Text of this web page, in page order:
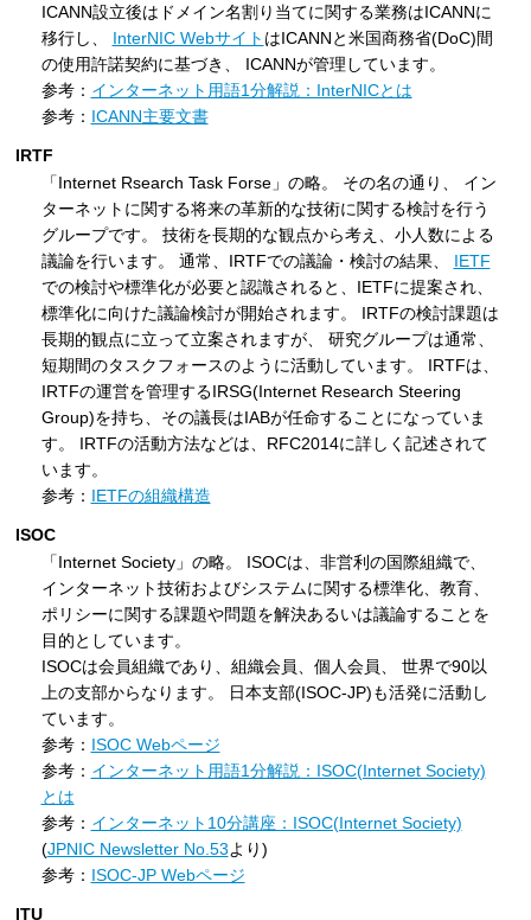
ICANN設立後はドメイン名割り当てに関する業務はICANNに
移行し、 InterNIC Webサイト はICANNと米国商務省(DoC)間
の使用許諾契約に基づき、 ICANNが管理しています。
参考： インターネット用語1分解説：InterNICとは
参考： ICANN主要文書
IRTF
「Internet Rsearch Task Forse」の略。 その名の通り、 イン
ターネットに関する将来の革新的な技術に関する検討を行う
グループです。 技術を長期的な観点から考え、小人数による
議論を行います。 通常、IRTFでの議論・検討の結果、 IETF
での検討や標準化が必要と認識されると、IETFに提案され、
標準化に向けた議論検討が開始されます。 IRTFの検討課題は
長期的観点に立って立案されますが、 研究グループは通常、
短期間のタスクフォースのように活動しています。 IRTFは、
IRTFの運営を管理するIRSG(Internet Research Steering
Group)を持ち、その議長はIABが任命することになっていま
す。 IRTFの活動方法などは、RFC2014に詳しく記述されて
います。
参考： IETFの組織構造
ISOC
「Internet Society」の略。 ISOCは、非営利の国際組織で、
インターネット技術およびシステムに関する標準化、教育、
ポリシーに関する課題や問題を解決あるいは議論することを
目的としています。
ISOCは会員組織であり、組織会員、個人会員、 世界で90以
上の支部からなります。 日本支部(ISOC-JP)も活発に活動し
ています。
参考： ISOC Webページ
参考： インターネット用語1分解説：ISOC(Internet Society)
とは
参考： インターネット10分講座：ISOC(Internet Society)
(JPNIC Newsletter No.53より)
参考： ISOC-JP Webページ
ITU